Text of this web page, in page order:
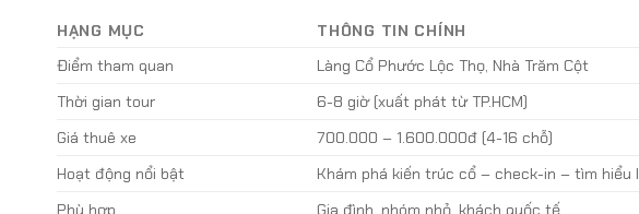
HẠNG MỤC
THÔNG TIN CHÍNH
Điểm tham quan
Làng Cổ Phước Lộc Thọ, Nhà Trăm Cột
Thời gian tour
6-8 giờ (xuất phát từ TP.HCM)
Giá thuê xe
700.000 – 1.600.000đ (4-16 chỗ)
Hoạt động nổi bật
Khám phá kiến trúc cổ – check-in – tìm hiểu
Phù hợp
Gia đình, nhóm nhỏ, khách quốc tế